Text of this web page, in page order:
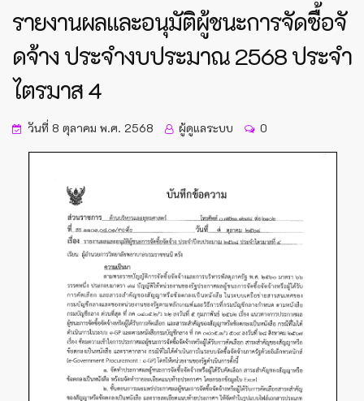
รายงานผลและอนุมัติผู้ชนะการจัดซื้อจั
ดจ้าง ประจำงบประมาณ 2568 ประจำ
ไตรมาส 4
วันที่ 8 ตุลาคม พ.ศ. 2568 ผู้ดูแลระบบ 0